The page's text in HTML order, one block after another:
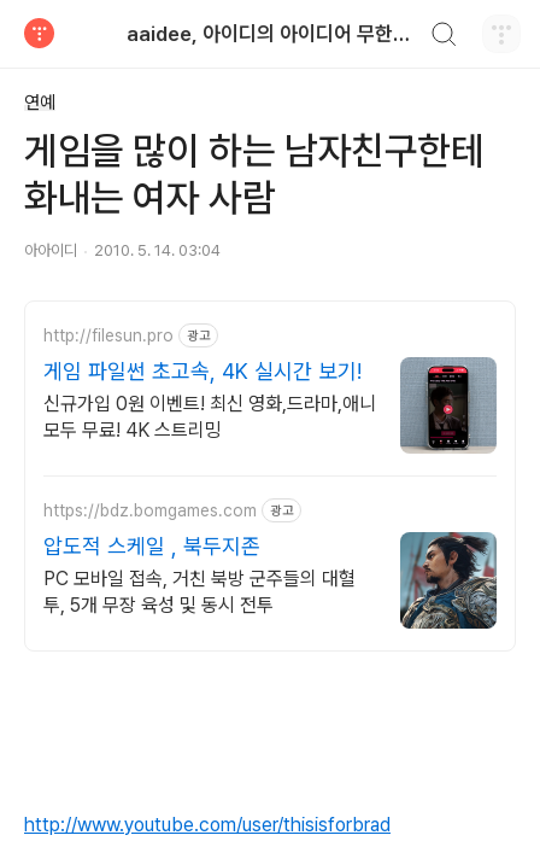
aaidee, 아이디의 아이디어 무한도전
연예
게임을 많이 하는 남자친구한테
화내는 여자 사람
아아이디 2010. 5. 14. 03:04
http://filesun.pro 광고
게임 파일썬 초고속, 4K 실시간 보기!
신규가입 0원 이벤트! 최신 영화,드라마,애니
모두 무료! 4K 스트리밍
https://bdz.bomgames.com 광고
압도적 스케일 , 북두지존
PC 모바일 접속, 거친 북방 군주들의 대혈
투, 5개 무장 육성 및 동시 전투
http://www.youtube.com/user/thisisforbrad